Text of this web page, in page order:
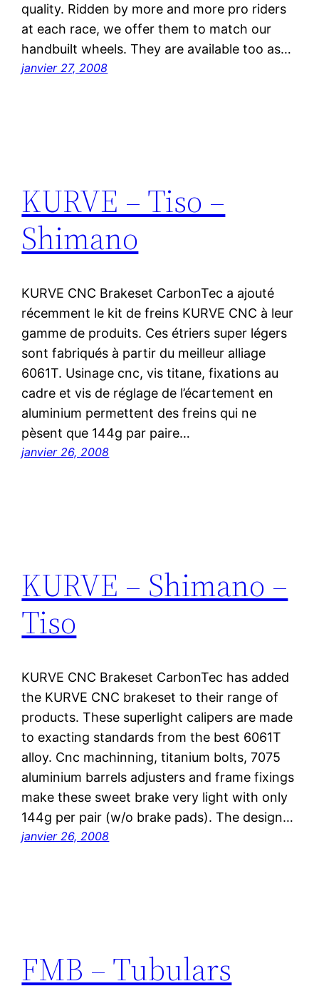
quality. Ridden by more and more pro riders
at each race, we offer them to match our
handbuilt wheels. They are available too as…
janvier 27, 2008
KURVE – Tiso –
Shimano
KURVE CNC Brakeset CarbonTec a ajouté
récemment le kit de freins KURVE CNC à leur
gamme de produits. Ces étriers super légers
sont fabriqués à partir du meilleur alliage
6061T. Usinage cnc, vis titane, fixations au
cadre et vis de réglage de l’écartement en
aluminium permettent des freins qui ne
pèsent que 144g par paire…
janvier 26, 2008
KURVE – Shimano –
Tiso
KURVE CNC Brakeset CarbonTec has added
the KURVE CNC brakeset to their range of
products. These superlight calipers are made
to exacting standards from the best 6061T
alloy. Cnc machinning, titanium bolts, 7075
aluminium barrels adjusters and frame fixings
make these sweet brake very light with only
144g per pair (w/o brake pads). The design…
janvier 26, 2008
FMB – Tubulars